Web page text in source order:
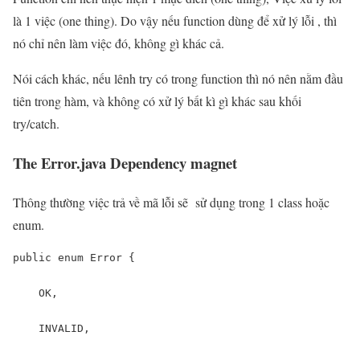
là 1 việc (one thing). Do vậy nếu function dùng để xử lý lỗi , thì
nó chỉ nên làm việc đó, không gì khác cả.
Nói cách khác, nếu lênh try có trong function thì nó nên nằm đầu
tiên trong hàm, và không có xử lý bất kì gì khác sau khối
try/catch.
The Error.java Dependency magnet
Thông thường việc trả về mã lỗi sẽ sử dụng trong 1 class hoặc
enum.
public enum Error {
OK,
INVALID,